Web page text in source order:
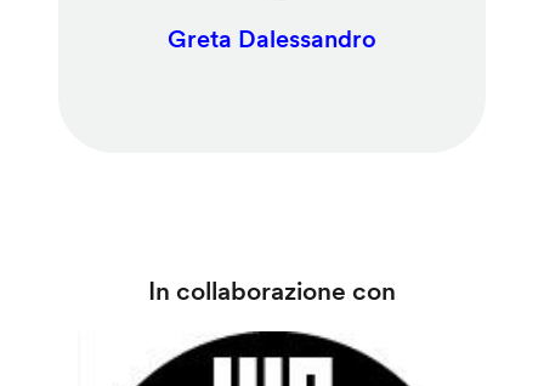
Greta Dalessandro
In collaborazione con